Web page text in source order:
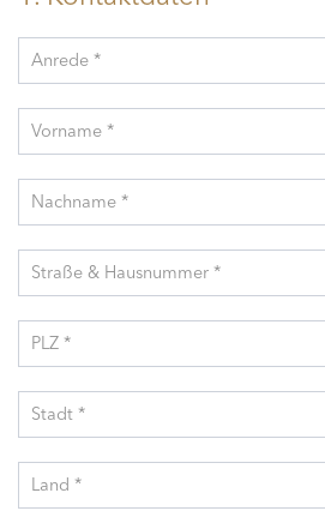
Anrede *
Vorname *
Nachname *
Straße & Hausnummer *
PLZ *
Stadt *
Land *